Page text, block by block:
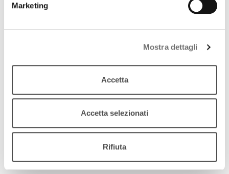
Marketing
Mostra dettagli
Accetta
Accetta selezionati
Rifiuta
licenziamenti
Podcast